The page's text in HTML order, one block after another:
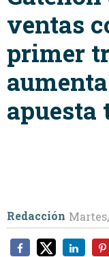
ventas
primer
apuesta
Redacción